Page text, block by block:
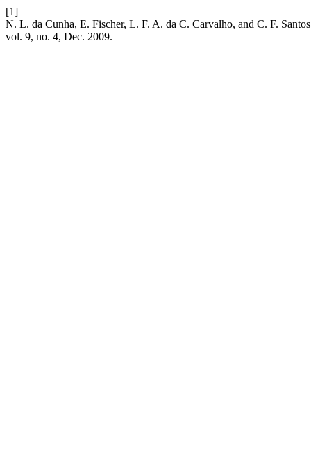
[1]
N. L. da Cunha, E. Fischer, L. F. A. da C. Carvalho, and C. F.
vol. 9, no. 4, Dec. 2009.